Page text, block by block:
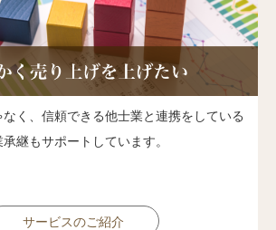
く、信頼できる他士業と連携をしている
継もサポートしています。
サービスのご紹介